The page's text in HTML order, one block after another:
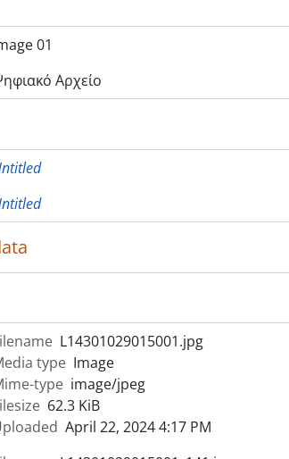
01
Αρχείο
L14301029015001.jpg
type Image
type image/jpeg
62.3 KiB
April 22, 2024 4:17 PM